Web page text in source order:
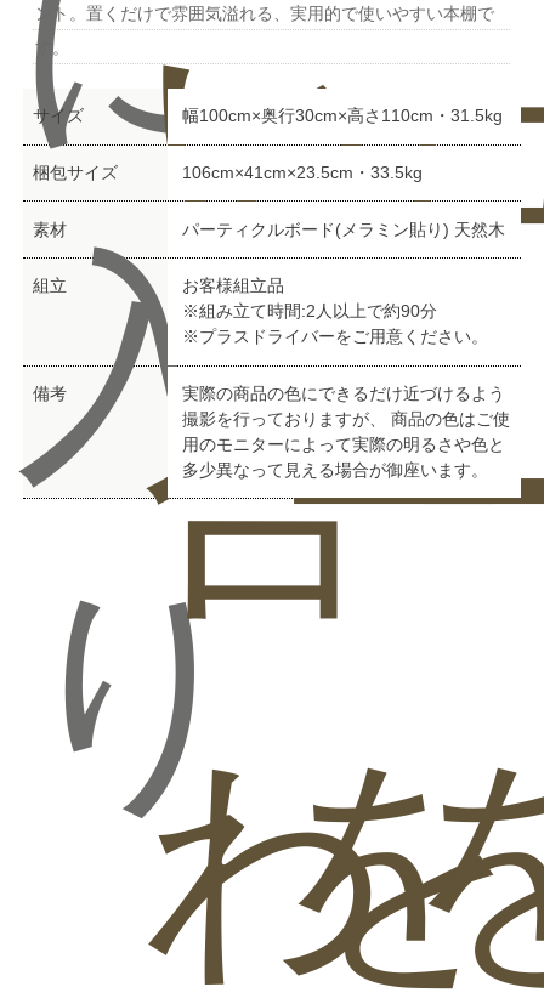
入
り
い
合
わ
ュ
ー
を
ント。置くだけで雰囲気溢れる、実用的で使いやすい本棚で
す。
サイズ 幅100cm×奥行30cm×高さ110cm・31.5kg
梱包サイズ 106cm×41cm×23.5cm・33.5kg
素材 パーティクルボード(メラミン貼り) 天然木
組立
お客様組立品
※組み立て時間:2人以上で約90分
※プラスドライバーをご用意ください。
備考
実際の商品の色にできるだけ近づけるよう
撮影を行っておりますが、 商品の色はご使
用のモニターによって実際の明るさや色と
多少異なって見える場合が御座います。